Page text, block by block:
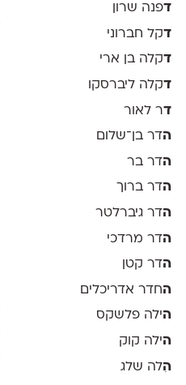
דפנה שרון
דקל חברוני
דקלה בן ארי
דקלה ליברסקו
דר לאור
הדר בן־שלום
הדר בר
הדר ברוך
הדר גיברלטר
הדר מרדכי
הדר קטן
החדר אדריכלים
הילה פלשקס
הילה קוק
הִלה שלג